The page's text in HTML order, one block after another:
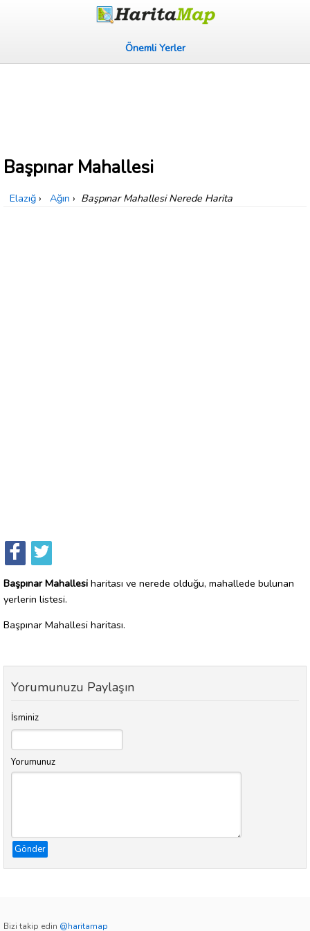
Önemli Yerler
Başpınar Mahallesi
Elazığ › Ağın › Başpınar Mahallesi Nerede Harita
Başpınar Mahallesi haritası ve nerede olduğu, mahallede bulunan
yerlerin listesi.
Başpınar Mahallesi haritası.
Yorumunuzu Paylaşın
İsminiz
Yorumunuz
Gönder
Bizi takip edin @haritamap